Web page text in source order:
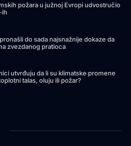
požara u južnoj Evropi udvostručio
ih
do sada najsnažnije dokaze da
zvezdanog pratioca
utvrđuju da li su klimatske promene
talas, oluju ili požar?